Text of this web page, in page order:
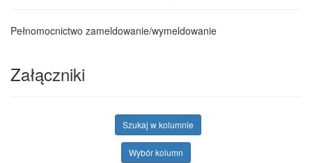
Pełnomocnictwo zameldowanie/wymeldowanie
Załączniki
Szukaj w kolumnie
Wybór kolumn